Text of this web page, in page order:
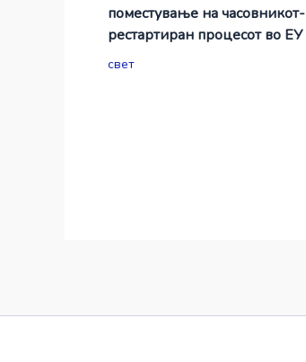
поместување на часовникот-
рестартиран процесот во ЕУ
свет